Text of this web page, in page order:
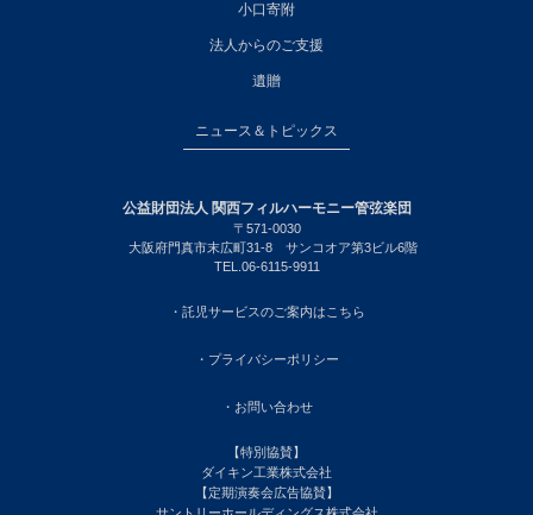
小口寄附
法人からのご支援
遺贈
ニュース＆トピックス
公益財団法人 関西フィルハーモニー管弦楽団
〒571-0030
大阪府門真市末広町31-8 サンコオア第3ビル6階
TEL.06-6115-9911
・託児サービスのご案内はこちら
・プライバシーポリシー
・お問い合わせ
【特別協賛】
ダイキン工業株式会社
【定期演奏会広告協賛】